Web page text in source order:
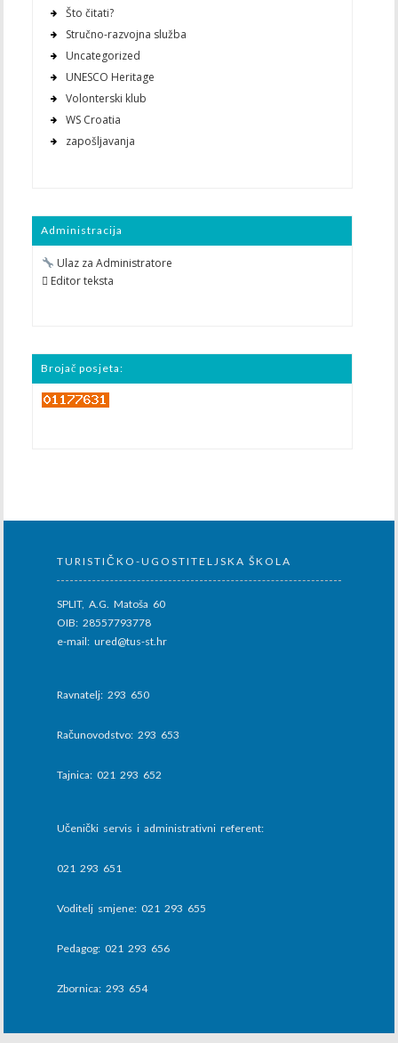
Što čitati?
Stručno-razvojna služba
Uncategorized
UNESCO Heritage
Volonterski klub
WS Croatia
zapošljavanja
Administracija
Ulaz za Administratore
 Editor teksta
Brojač posjeta:
TURISTIČKO-UGOSTITELJSKA ŠKOLA
SPLIT, A.G. Matoša 60
OIB: 28557793778
e-mail: ured@tus-st.hr
Ravnatelj: 293 650
Računovodstvo: 293 653
Tajnica: 021 293 652
Učenički servis i administrativni referent:
021 293 651
Voditelj smjene: 021 293 655
Pedagog: 021 293 656
Zbornica: 293 654